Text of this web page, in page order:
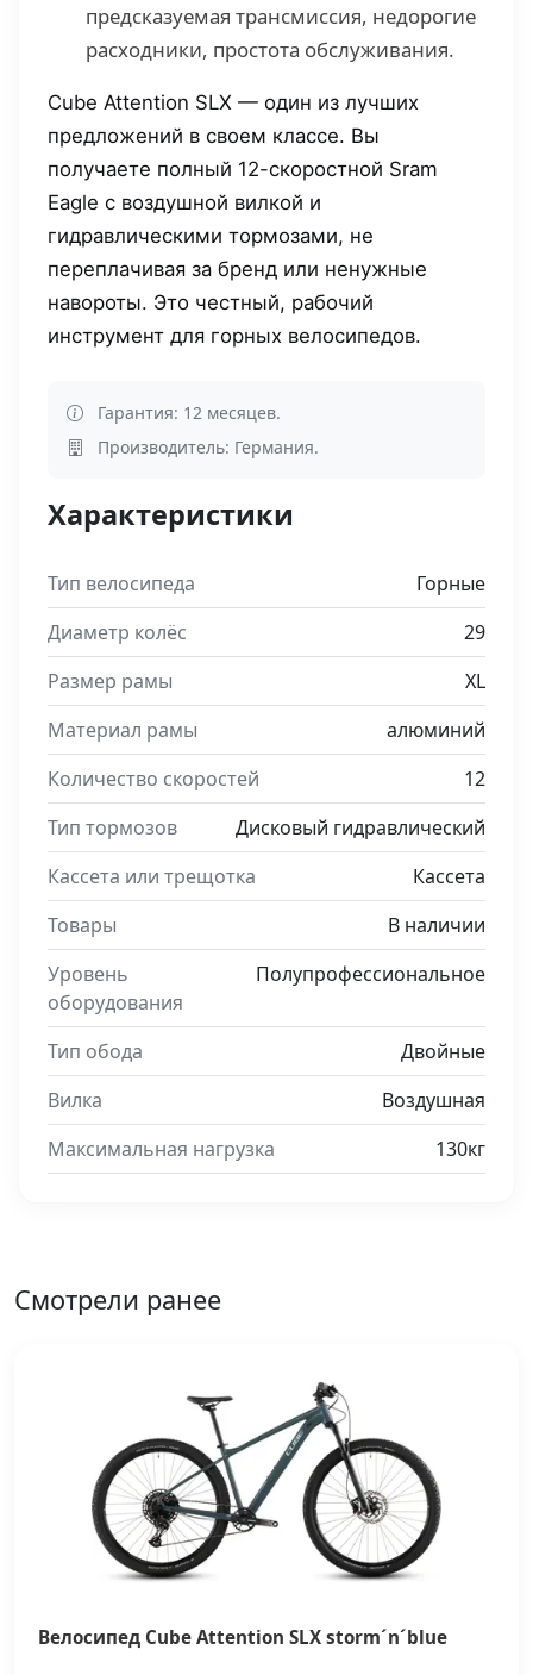
предсказуемая трансмиссия, недорогие
расходники, простота обслуживания.
Cube Attention SLX — один из лучших
предложений в своем классе. Вы
получаете полный 12-скоростной Sram
Eagle с воздушной вилкой и
гидравлическими тормозами, не
переплачивая за бренд или ненужные
навороты. Это честный, рабочий
инструмент для горных велосипедов.
Гарантия: 12 месяцев.
Производитель: Германия.
Характеристики
Тип велосипеда
Горные
Диаметр колёс
29
Размер рамы
XL
Материал рамы
алюминий
Количество скоростей
12
Тип тормозов
Дисковый гидравлический
Кассета или трещотка
Кассета
Товары
В наличии
Уровень
оборудования
Полупрофессиональное
Тип обода
Двойные
Вилка
Воздушная
Максимальная нагрузка
130кг
Смотрели ранее
Велосипед Cube Attention SLX storm´n´blue